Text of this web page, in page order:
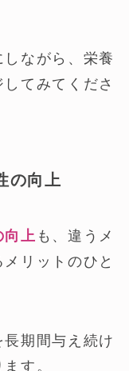
しながら、栄養
てみてくださ
の向上
向上 も、違うメ
リットのひと
期間与え続け
す。